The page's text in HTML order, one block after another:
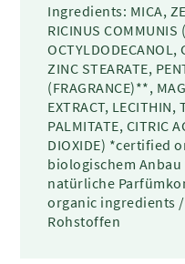
Ingredients: MICA,
RICINUS COMMUNIS
OCTYLDODECANOL,
ZINC STEARATE,
(FRAGRANCE)**,
EXTRACT, LECITHIN,
PALMITATE, CITRIC
DIOXIDE) *certified
biologischem
natürliche
organic ingredients
Rohstoffen